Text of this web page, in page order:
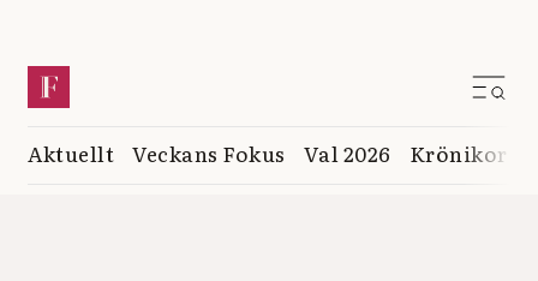
Aktuellt Veckans Fokus Val 2026 Krönikor